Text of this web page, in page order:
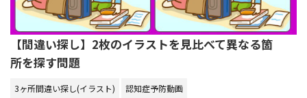
【間違い探し】2枚のイラストを見比べて異なる箇
所を探す問題
3ヶ所間違い探し(イラスト) 認知症予防動画